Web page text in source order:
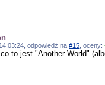
odpowiedź na#15 , oceny:
to jest "Another World"